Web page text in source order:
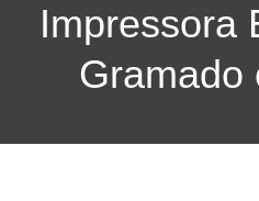
Impressora
Gramado